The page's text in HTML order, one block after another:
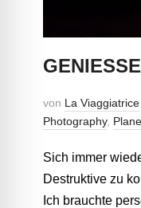
von La Viaggiatrice
Photography,
Sich immer
Destruktive zu
Ich brauchte